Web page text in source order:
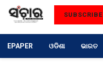
SUBSCRIBE
EPAPER ଓଡିଶା ଭାରତ